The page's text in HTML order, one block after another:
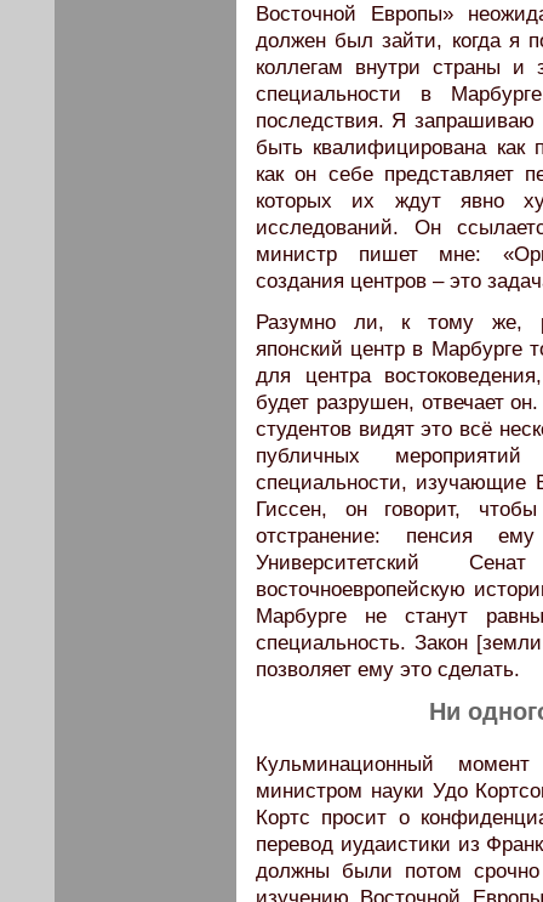
Восточной Европы»
должен был зайти, когда я
коллегам внутри страны и
специальности в
последствия. Я запрашиваю
быть квалифицирована как
как он себе представляет
которых их ждут явно
исследований. Он
министр пишет мне:
создания центров – это
Разумно ли, к тому же,
японский центр в Марбурге
для центра
будет разрушен, отвечает
студентов видят это всё
публичных
специальности, изучающие
Гиссен, он говорит,
отстранение: пенсия
Университетский
восточноевропейскую
Марбурге не станут
специальность. Закон
позволяет ему это сделать.
Ни
Кульминационный
министром науки Удо
Кортс просит о
перевод иудаистики из
должны были потом